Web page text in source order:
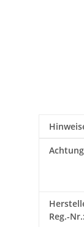
Reg.-